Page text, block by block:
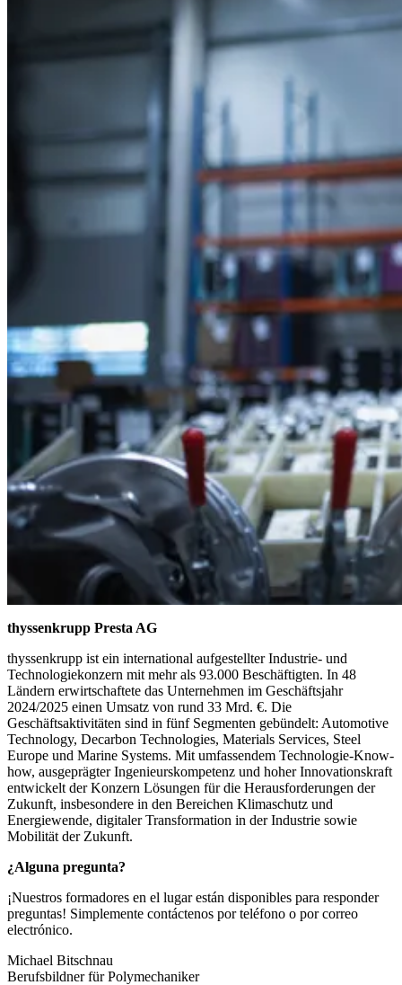
thyssenkrupp Presta AG
thyssenkrupp ist ein international aufgestellter Industrie- und
Technologiekonzern mit mehr als 93.000 Beschäftigten. In 48
Ländern erwirtschaftete das Unternehmen im Geschäftsjahr
2024/2025 einen Umsatz von rund 33 Mrd. €. Die
Geschäftsaktivitäten sind in fünf Segmenten gebündelt: Automotive
Technology, Decarbon Technologies, Materials Services, Steel
Europe und Marine Systems. Mit umfassendem Technologie-Know-
how, ausgeprägter Ingenieurskompetenz und hoher Innovationskraft
entwickelt der Konzern Lösungen für die Herausforderungen der
Zukunft, insbesondere in den Bereichen Klimaschutz und
Energiewende, digitaler Transformation in der Industrie sowie
Mobilität der Zukunft.
¿Alguna pregunta?
¡Nuestros formadores en el lugar están disponibles para responder
preguntas! Simplemente contáctenos por teléfono o por correo
electrónico.
Michael Bitschnau
Berufsbildner für Polymechaniker